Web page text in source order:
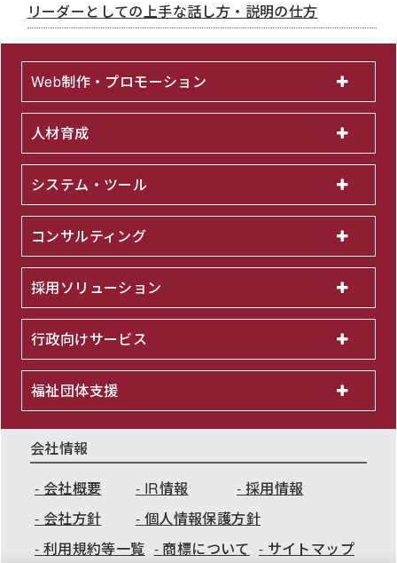
リーダーとしての上手な話し方・説明の仕方
Web制作・プロモーション
人材育成
システム・ツール
コンサルティング
採用ソリューション
行政向けサービス
福祉団体支援
会社情報
会社概要
IR情報
採用情報
会社方針
個人情報保護方針
利用規約等一覧
商標について サイトマップ